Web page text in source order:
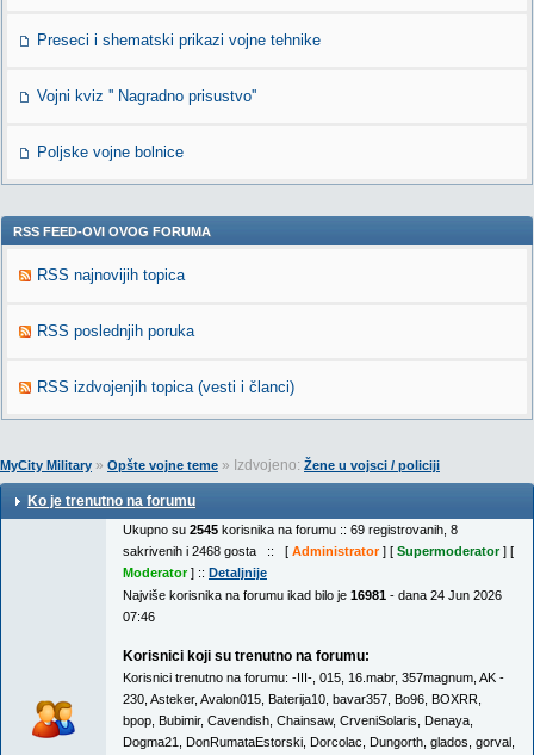
Preseci i shematski prikazi vojne tehnike
Vojni kviz '' Nagradno prisustvo''
Poljske vojne bolnice
RSS FEED-OVI OVOG FORUMA
RSS najnovijih topica
RSS poslednjih poruka
RSS izdvojenjih topica (vesti i članci)
MyCity Military » Opšte vojne teme » Izdvojeno: Žene u vojsci / policiji
Ko je trenutno na forumu
Ukupno su 2545 korisnika na forumu :: 69 registrovanih, 8
sakrivenih i 2468 gosta :: [ Administrator] [ Supermoderator] [
Moderator] :: Detaljnije
Najviše korisnika na forumu ikad bilo je 16981 - dana 24 Jun 2026
07:46
Korisnici koji su trenutno na forumu:
Korisnici trenutno na forumu: -III- 015 16.mabr, 357magnum AK -
230 Asteker, Avalon015 Baterija10 bavar357 Bo96 BOXRR
bpop Bubimir, Cavendish Chainsaw, CrveniSolaris Denaya
Dogma21
DonRumataEstorski Dorcolac Dungorth glados gorval